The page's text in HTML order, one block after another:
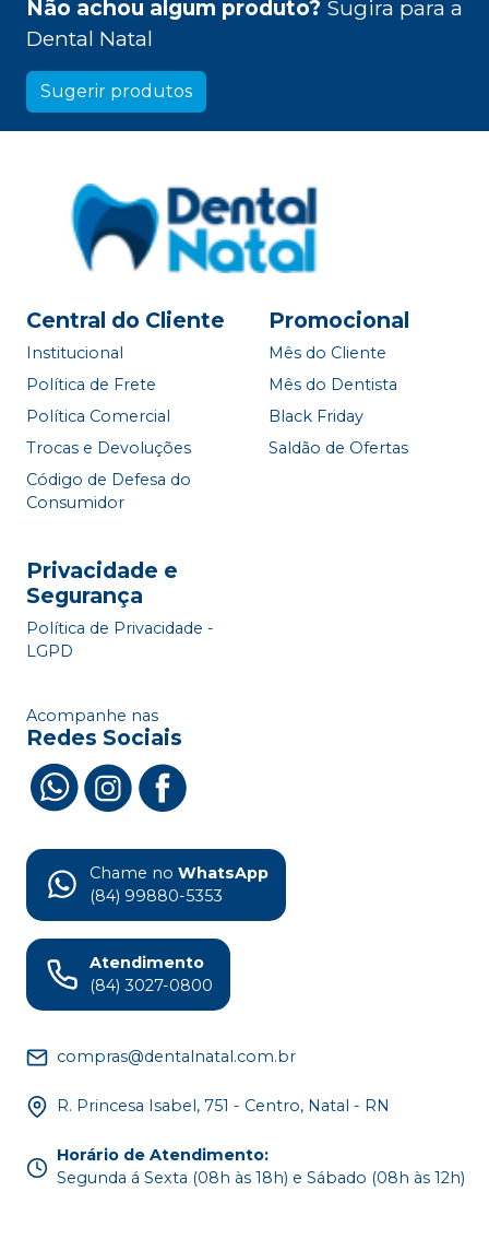
Não achou algum produto? Sugira para a
Dental Natal
Sugerir produtos
Central do Cliente
Institucional
Política de Frete
Política Comercial
Trocas e Devoluções
Código de Defesa do
Consumidor
Promocional
Mês do Cliente
Mês do Dentista
Black Friday
Saldão de Ofertas
Privacidade e
Segurança
Política de Privacidade -
LGPD
Acompanhe nas
Redes Sociais
Chame no WhatsApp
(84) 99880-5353
Atendimento
(84) 3027-0800
compras@dentalnatal.com.br
R. Princesa Isabel, 751 - Centro, Natal - RN
Horário de Atendimento:
Segunda á Sexta (08h às 18h) e Sábado (08h às 12h)